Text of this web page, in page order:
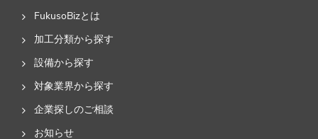
FukusoBizとは
加工分類から探す
設備から探す
対象業界から探す
企業探しのご相談
お知らせ